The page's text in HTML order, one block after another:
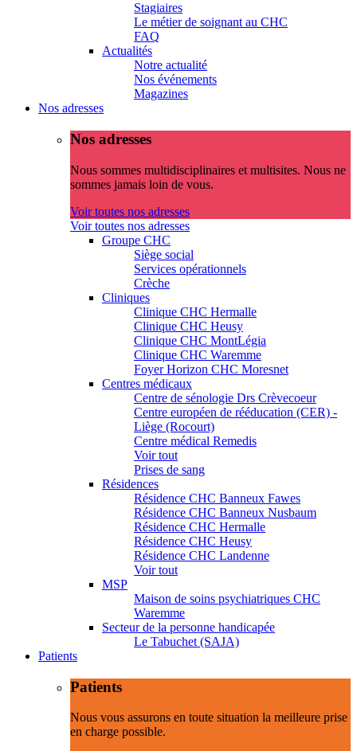
Stagiaires
Le métier de soignant au CHC
FAQ
Actualités
Notre actualité
Nos événements
Magazines
Nos adresses
Nos adresses
Nous sommes multidisciplinaires et multisites. Nous ne
sommes jamais loin de vous.
Voir toutes nos adresses
Voir toutes nos adresses
Groupe CHC
Siège social
Services opérationnels
Crèche
Cliniques
Clinique CHC Hermalle
Clinique CHC Heusy
Clinique CHC MontLégia
Clinique CHC Waremme
Foyer Horizon CHC Moresnet
Centres médicaux
Centre de sénologie Drs Crèvecoeur
Centre européen de rééducation (CER) -
Liège (Rocourt)
Centre médical Remedis
Voir tout
Prises de sang
Résidences
Résidence CHC Banneux Fawes
Résidence CHC Banneux Nusbaum
Résidence CHC Hermalle
Résidence CHC Heusy
Résidence CHC Landenne
Voir tout
MSP
Maison de soins psychiatriques CHC
Waremme
Secteur de la personne handicapée
Le Tabuchet (SAJA)
Patients
Patients
Nous vous assurons en toute situation la meilleure prise
en charge possible.